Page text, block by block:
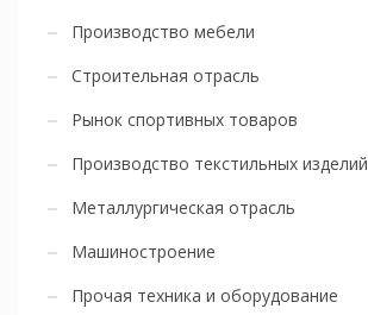
Производство мебели
Строительная отрасль
Рынок спортивных товаров
Производство текстильных изделий
Металлургическая отрасль
Машиностроение
Прочая техника и оборудование